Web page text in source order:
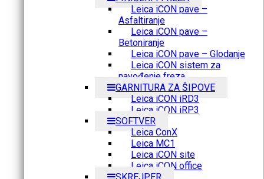
Leica iCON pave –
Asfaltiranje
Leica iCON pave –
Betoniranje
Leica iCON pave – Glodanje
Leica iCON sistem za
navođenje freza
GARNITURA ZA ŠIPOVE
Leica iCON iRD3
Leica iCON iRP3
SOFTVER
Leica ConX
Leica MC1
Leica iCON site
Leica iCON office